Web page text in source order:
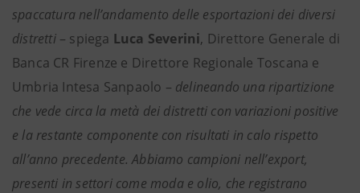
spaccatura nell’andamento delle esportazioni dei diversi
distretti– spiega Luca Severini, Direttore Generale di
Banca CR Firenze e Direttore Regionale Toscana e
Umbria Intesa Sanpaolo – delineando una ripartizione
che vede circa la metà dei distretti con variazioni positive
e la restante componente con risultati in calo rispetto
all’anno precedente. Abbiamo campioni nell’export,
presenti in settori come moda e olio, che registrano